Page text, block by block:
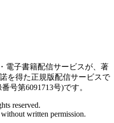
電子書籍配信サービスが、著
を得た正規版配信サービスで
号第6091713号)です。
reserved.
written permission.